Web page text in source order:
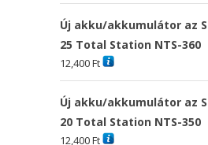
Új akku/akkumulátor az
25 Total Station NTS-360
12,400Ft
Új akku/akkumulátor az
20 Total Station NTS-350
12,400Ft